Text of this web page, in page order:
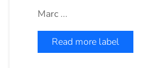
Marc ...
Read more label